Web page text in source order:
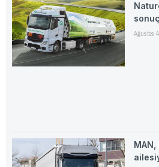
Ağustos
MAN,